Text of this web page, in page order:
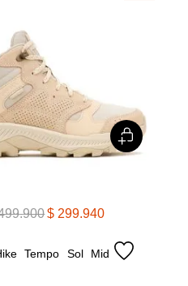
.900$ 299.940
Tempo Sol Mid